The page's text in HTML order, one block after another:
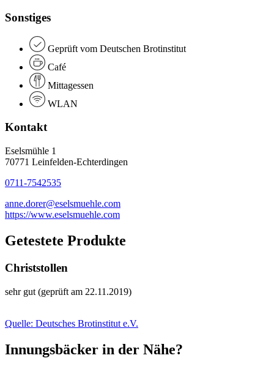
Sonstiges
Geprüft vom Deutschen Brotinstitut
Café
Mittagessen
WLAN
Kontakt
Eselsmühle 1
70771 Leinfelden-Echterdingen
0711-7542535
anne.dorer@eselsmuehle.com
https://www.eselsmuehle.com
Getestete Produkte
Christstollen
sehr gut (geprüft am 22.11.2019)
Quelle: Deutsches Brotinstitut e.V.
Innungsbäcker in der Nähe?